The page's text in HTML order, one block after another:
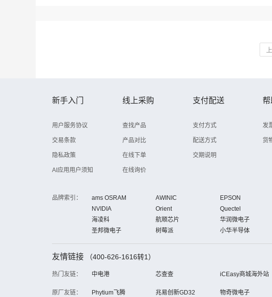
新手入门
用户服务协议
交易条款
隐私政策
AI应用用户须知
线上采购
查找产品
产品对比
在线下单
在线询价
支付配送
支付方式
配送方式
交期说明
发
货
品牌索引： ams OSRAM AWINIC EPSON
NVIDIA
Orient Quectel
海凌科
航顺芯片 华润微电子
圣邦微电子
树莓派 小华半导体
友情链接 （400-626-1616转1）
热门友链： 中电港 芯查查 iCEasy商城海外站
原厂友链： Phytium飞腾 兆易创新GD32 物奇微电子